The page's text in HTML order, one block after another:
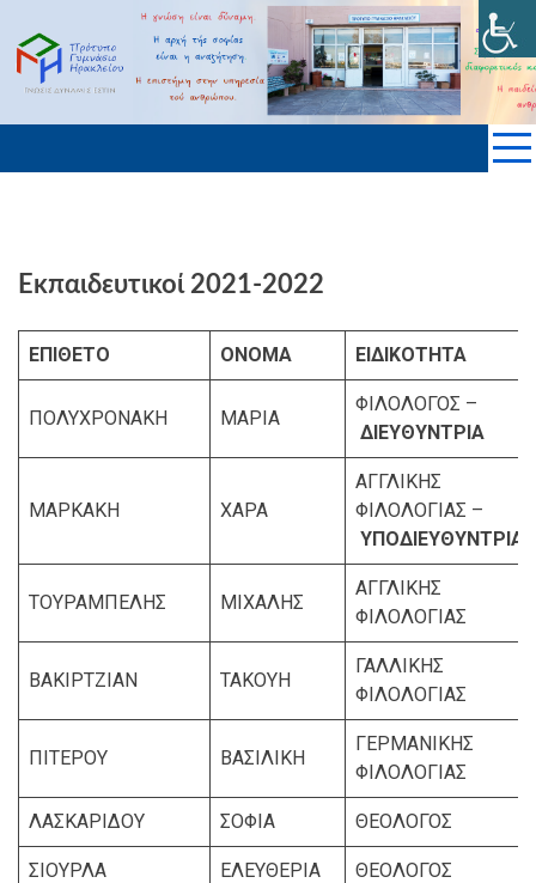
content ΠΡΟΤΥΠΟ ΓΥΜΝΑΣΙΟ ΗΡΑΚΛΕΙΟΥ
KΡΗΤΗΣ
Εκπαιδευτικοί 2021-2022
ΕΠΙΘΕΤΟ ΟΝΟΜΑ ΕΙΔΙΚΟΤΗΤΑ
ΠΟΛΥΧΡΟΝΑΚΗ ΜΑΡΙΑ
ΦΙΛΟΛΟΓΟΣ –
ΔΙΕΥΘΥΝΤΡΙΑ
ΜΑΡΚΑΚΗ ΧΑΡΑ
ΑΓΓΛΙΚΗΣ
ΦΙΛΟΛΟΓΙΑΣ –
ΥΠΟΔΙΕΥΘΥΝΤΡΙΑ
ΤΟΥΡΑΜΠΕΛΗΣ ΜΙΧΑΛΗΣ
ΑΓΓΛΙΚΗΣ
ΦΙΛΟΛΟΓΙΑΣ
ΒΑΚΙΡΤΖΙΑΝ ΤΑΚΟΥΗ
ΓΑΛΛΙΚΗΣ
ΦΙΛΟΛΟΓΙΑΣ
ΠΙΤΕΡΟΥ ΒΑΣΙΛΙΚΗ
ΓΕΡΜΑΝΙΚΗΣ
ΦΙΛΟΛΟΓΙΑΣ
ΛΑΣΚΑΡΙΔΟΥ ΣΟΦΙΑ ΘΕΟΛΟΓΟΣ
ΣΙΟΥΡΛΑ ΕΛΕΥΘΕΡΙΑ ΘΕΟΛΟΓΟΣ